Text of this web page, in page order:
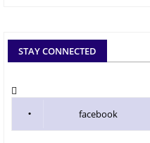
STAY CONNECTED
facebook